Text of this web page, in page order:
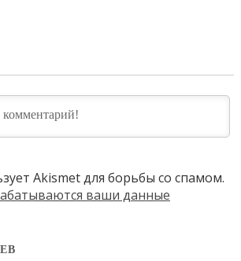
Akismet для борьбы со спамом.
ваши данные